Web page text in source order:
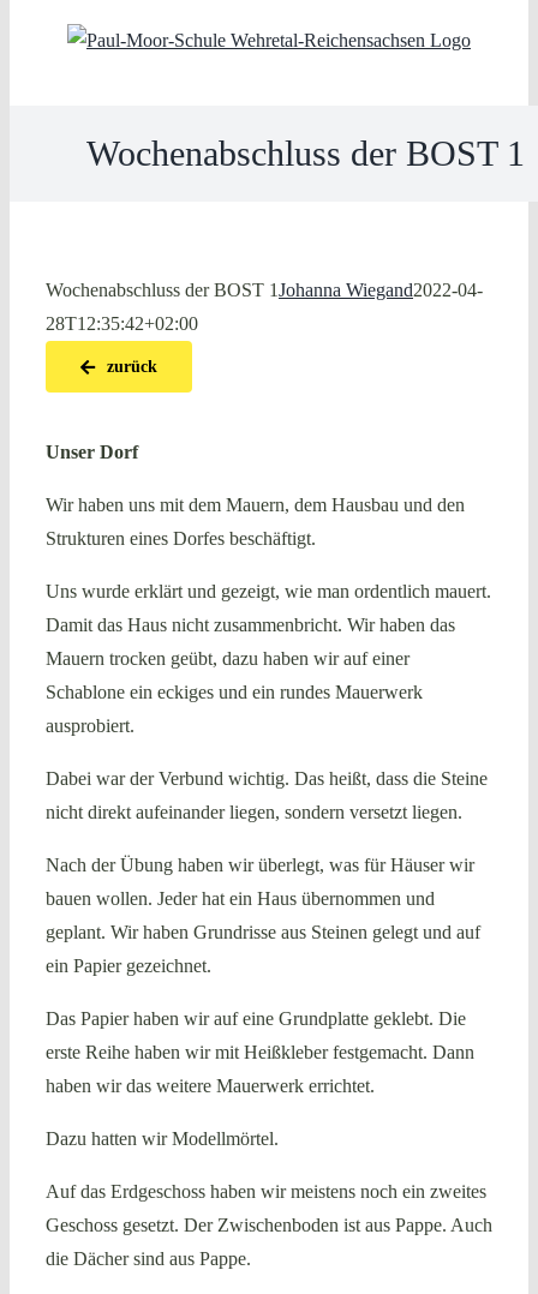
Wochenabschluss der BOST 1
Wochenabschluss der BOST 1Johanna Wiegand2022-04-
28T12:35:42+02:00
zurück
Unser Dorf
Wir haben uns mit dem Mauern, dem Hausbau und den
Strukturen eines Dorfes beschäftigt.
Uns wurde erklärt und gezeigt, wie man ordentlich mauert.
Damit das Haus nicht zusammenbricht. Wir haben das
Mauern trocken geübt, dazu haben wir auf einer
Schablone ein eckiges und ein rundes Mauerwerk
ausprobiert.
Dabei war der Verbund wichtig. Das heißt, dass die Steine
nicht direkt aufeinander liegen, sondern versetzt liegen.
Nach der Übung haben wir überlegt, was für Häuser wir
bauen wollen. Jeder hat ein Haus übernommen und
geplant. Wir haben Grundrisse aus Steinen gelegt und auf
ein Papier gezeichnet.
Das Papier haben wir auf eine Grundplatte geklebt. Die
erste Reihe haben wir mit Heißkleber festgemacht. Dann
haben wir das weitere Mauerwerk errichtet.
Dazu hatten wir Modellmörtel.
Auf das Erdgeschoss haben wir meistens noch ein zweites
Geschoss gesetzt. Der Zwischenboden ist aus Pappe. Auch
die Dächer sind aus Pappe.